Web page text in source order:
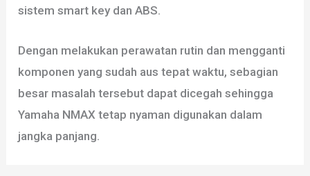
sistem smart key dan ABS.
Dengan melakukan perawatan rutin dan mengganti
komponen yang sudah aus tepat waktu, sebagian
besar masalah tersebut dapat dicegah sehingga
Yamaha NMAX tetap nyaman digunakan dalam
jangka panjang.